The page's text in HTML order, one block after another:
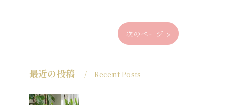
次のページ >
最近の投稿 Recent Posts